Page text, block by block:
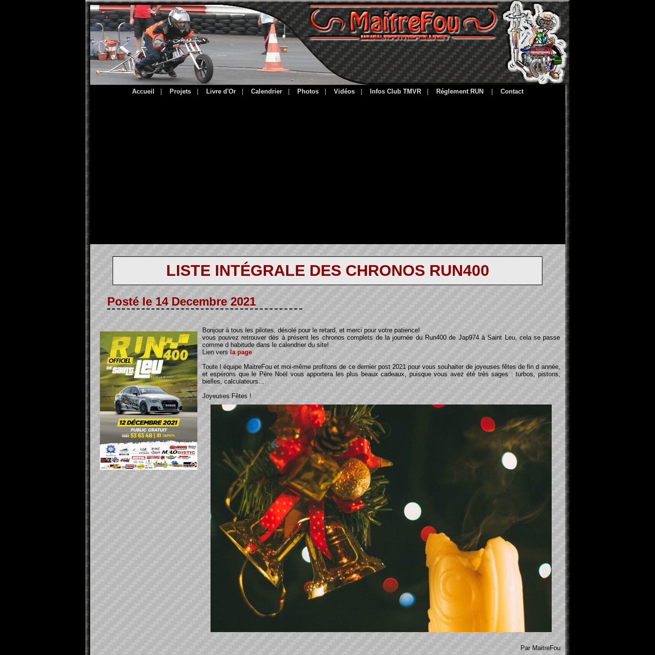
Accueil Projets Livre d'Or Calendrier Photos Vidéos Infos Club TMVR Réglement RUN Contact
LISTE INTÉGRALE DES CHRONOS RUN400
Posté le 14 Decembre 2021
Bonjour à tous les pilotes, désolé pour le retard, et merci pour votre patience!
vous pouvez retrouver dès à présent les chronos complets de la journée du Run400 de Jap974 à Saint Leu, cela se passe
comme d habitude dans le calendrier du site!
Lien vers la page
Toute l équipe MaitreFou et moi-même profitons de ce dernier post 2021 pour vous souhaiter de joyeuses fêtes de fin d année,
et espérons que le Père Noël vous apportera les plus beaux cadeaux, puisque vous avez été très sages : turbos, pistons,
bielles, calculateurs...
Joyeuses Fêtes !
Par MaitreFou